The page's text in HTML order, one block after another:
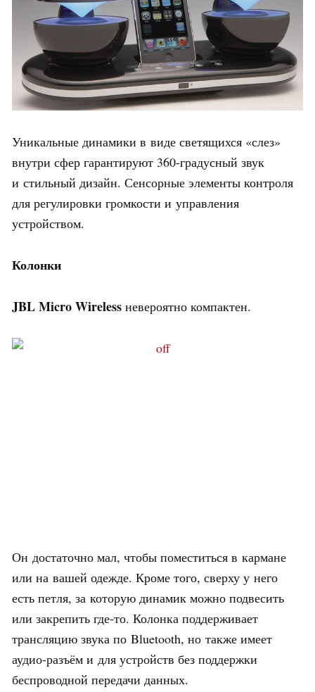
Уникальные динамики в виде светящихся «слез»
внутри сфер гарантируют 360-градусный звук
и стильный дизайн. Сенсорные элементы контроля
для регулировки громкости и управления
устройством.
Колонки
JBL Micro Wireless невероятно компактен.
Он достаточно мал, чтобы поместиться в кармане
или на вашей одежде. Кроме того, сверху у него
есть петля, за которую динамик можно подвесить
или закрепить где-то. Колонка поддерживает
трансляцию звука по Bluetooth, но также имеет
аудио-разъём и для устройств без поддержки
беспроводной передачи данных.